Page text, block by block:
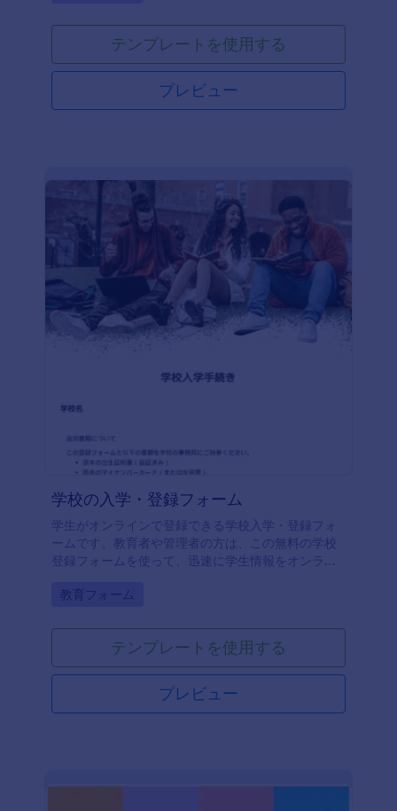
テンプレートを使用する
プレビュー
学校の入学・登録フォーム
学生がオンラインで登録できる学校入学・登録フォ
ームです。教育者や管理者の方は、この無料の学校
登録フォームを使って、迅速に学生情報をオンライ
Go to Category:
教育フォーム
テンプレートを使用する
プレビュー